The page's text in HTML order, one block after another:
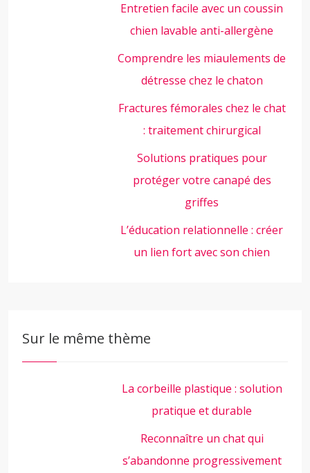
Entretien facile avec un coussin
chien lavable anti-allergène
Comprendre les miaulements de
détresse chez le chaton
Fractures fémorales chez le chat
: traitement chirurgical
Solutions pratiques pour
protéger votre canapé des
griffes
L’éducation relationnelle : créer
un lien fort avec son chien
Sur le même thème
La corbeille plastique : solution
pratique et durable
Reconnaître un chat qui
s’abandonne progressivement